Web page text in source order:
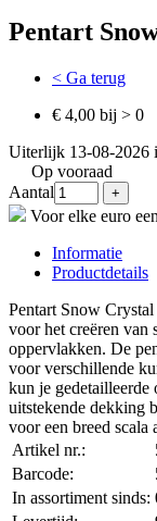
Pentart
< Ga terug
€ 4,00 bij > 0
Uiterlijk 13-08-2026
Op vooraad
Aantal
Voor elke euro
Informatie
Productdetails
Pentart Snow
voor het creëren van
oppervlakken. De
voor verschillende
kun je
uitstekende dekking
voor een breed scala
Artikel nr.:
Barcode:
In assortiment sinds: